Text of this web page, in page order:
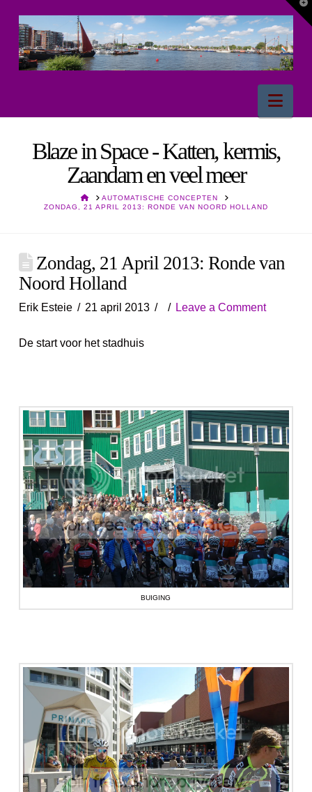
Blaze in Space - Katten, kermis,
Zaandam en veel meer
HOMEAUTOMATISCHE CONCEPTEN
ZONDAG, 21 APRIL 2013: RONDE VAN NOORD HOLLAND
Zondag, 21 April 2013: Ronde van
Noord Holland
Erik Esteie 21 april 2013 Leave a Comment
De start voor het stadhuis
BUIGING